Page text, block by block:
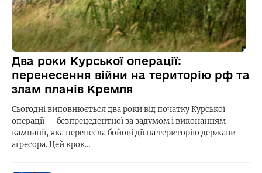
Два роки Курської операції:
перенесення війни на територію рф та
злам планів Кремля
Сьогодні виповнюється два роки від початку Курської
операції — безпрецедентної за задумом і виконанням
кампанії, яка перенесла бойові дії на територію держави-
агресора. Цей крок…